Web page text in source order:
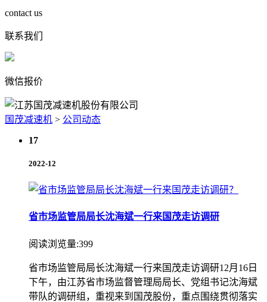
contact us
联系我们
微信报价
国茂减速机 > 公司动态
17
2022-12
省市场监管局局长沈海斌一行来国茂走访调研
阅读浏览量:399
省市场监管局局长沈海斌一行来国茂走访调研12月16日
下午，由江苏省市场监督管理局局长、党组书记沈海斌
带队的调研组，重视来到国茂股份，重点围绕贯彻落实